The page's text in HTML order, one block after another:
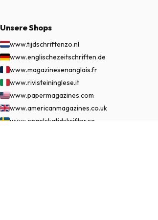
Unsere Shops
www.tijdschriftenzo.nl
www.englischezeitschriften.de
www.magazinesenanglais.fr
www.rivisteininglese.it
www.papermagazines.com
www.americanmagazines.co.uk
www.engelskatidskrifter.se